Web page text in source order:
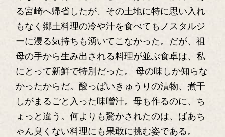
る宮崎へ帰省したが、その土地に特に思い入れ
もなく郷土料理の冷や汁を食べてもノスタルジ
ーに浸る気持ちも湧いてこなかった。だが、祖
母の手から生み出される料理が並ぶ食卓は、私
にとって新鮮で特別だった。 母の味しか知らな
かったからだ。酸っぱいきゅうりの漬物、煮干
しがまるごと入った味噌汁。母も作るのに、ち
ょっと違う。何よりも驚かされたのは、ばあち
ゃん臭くない料理にも果敢に挑む姿である。